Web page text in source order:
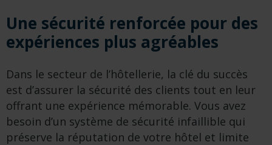
Une sécurité renforcée pour des
expériences plus agréables
Dans le secteur de l’hôtellerie, la clé du succès
est d’assurer la sécurité des clients tout en leur
offrant une expérience mémorable. Vous avez
besoin d’un système de sécurité infaillible qui
préserve la réputation de votre hôtel et limite